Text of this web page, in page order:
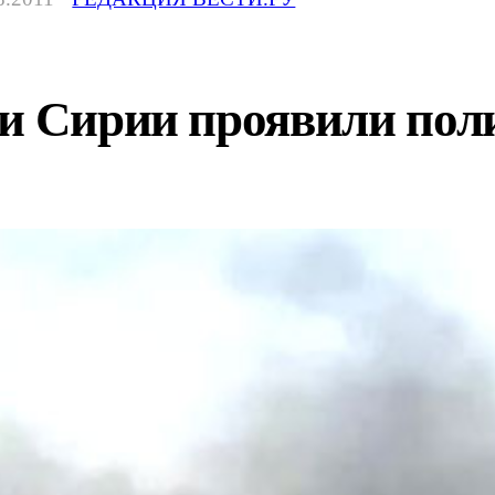
Сирии проявили